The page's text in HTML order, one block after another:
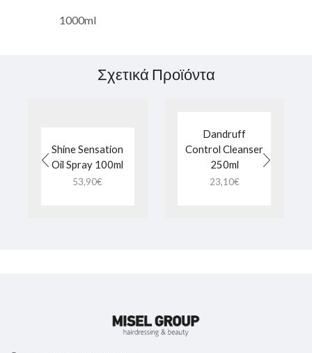
1000ml
Σχετικά Προϊόντα
Shine Sensation
Oil Spray 100ml
53,90€
Dandruff
Control Cleanser
250ml
23,10€